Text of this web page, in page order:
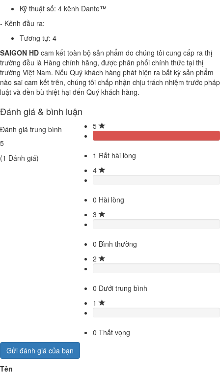
Kỹ thuật số: 4 kênh Dante™
- Kênh đầu ra:
Tương tự: 4
SAIGON HD cam kết toàn bộ sản phẩm do chúng tôi cung cấp ra thị
trường đều là Hàng chính hãng, được phân phối chính thức tại thị
trường Việt Nam. Nếu Quý khách hàng phát hiện ra bất kỳ sản phẩm
nào sai cam kết trên, chúng tôi chấp nhận chịu trách nhiệm trước pháp
luật và đền bù thiệt hại đến Quý khách hàng.
Đánh giá & bình luận
Đánh giá trung bình
5
(1 Đánh giá)
5
1 Rất hài lòng
4
0 Hài lòng
3
0 Bình thường
2
0 Dưới trung bình
1
0 Thất vọng
Gửi đánh giá của bạn
Tên